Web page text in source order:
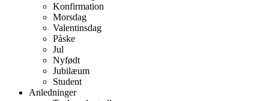
Konfirmation
Morsdag
Valentinsdag
Påske
Jul
Nyfødt
Jubilæum
Student
Anledninger